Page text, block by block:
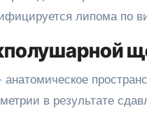
липома по
в результате